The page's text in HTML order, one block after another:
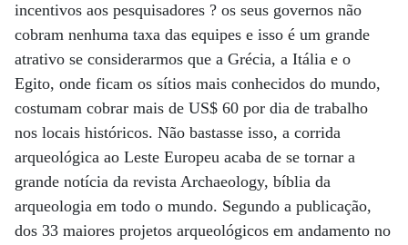
incentivos aos pesquisadores ? os seus governos não
cobram nenhuma taxa das equipes e isso é um grande
atrativo se considerarmos que a Grécia, a Itália e o
Egito, onde ficam os sítios mais conhecidos do mundo,
costumam cobrar mais de US$ 60 por dia de trabalho
nos locais históricos. Não bastasse isso, a corrida
arqueológica ao Leste Europeu acaba de se tornar a
grande notícia da revista Archaeology, bíblia da
arqueologia em todo o mundo. Segundo a publicação,
dos 33 maiores projetos arqueológicos em andamento no